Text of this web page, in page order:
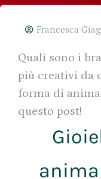
Francesca
Quali sono i
più creativi da
forma di
questo post!